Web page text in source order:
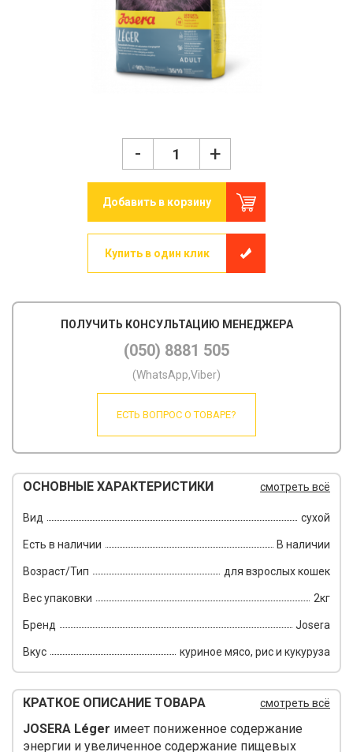
- +
Добавить в корзину
Купить в один клик
ПОЛУЧИТЬ КОНСУЛЬТАЦИЮ МЕНЕДЖЕРА
(050) 8881 505
(WhatsApp,Viber)
ЕСТЬ ВОПРОС О ТОВАРЕ?
ОСНОВНЫЕ ХАРАКТЕРИСТИКИ смотреть всё
Вид сухой
Есть в наличии В наличии
Возраст/Тип для взрослых кошек
Вес упаковки 2кг
Бренд Josera
Вкус куриное мясо, рис и кукуруза
КРАТКОЕ ОПИСАНИЕ ТОВАРА смотреть всё
JOSERA Léger имеет пониженное содержание
энергии и увеличенное содержание пищевых